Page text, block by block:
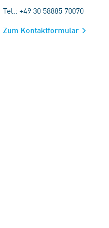
Tel.: +49 30 58885 70070
Zum Kontaktformular